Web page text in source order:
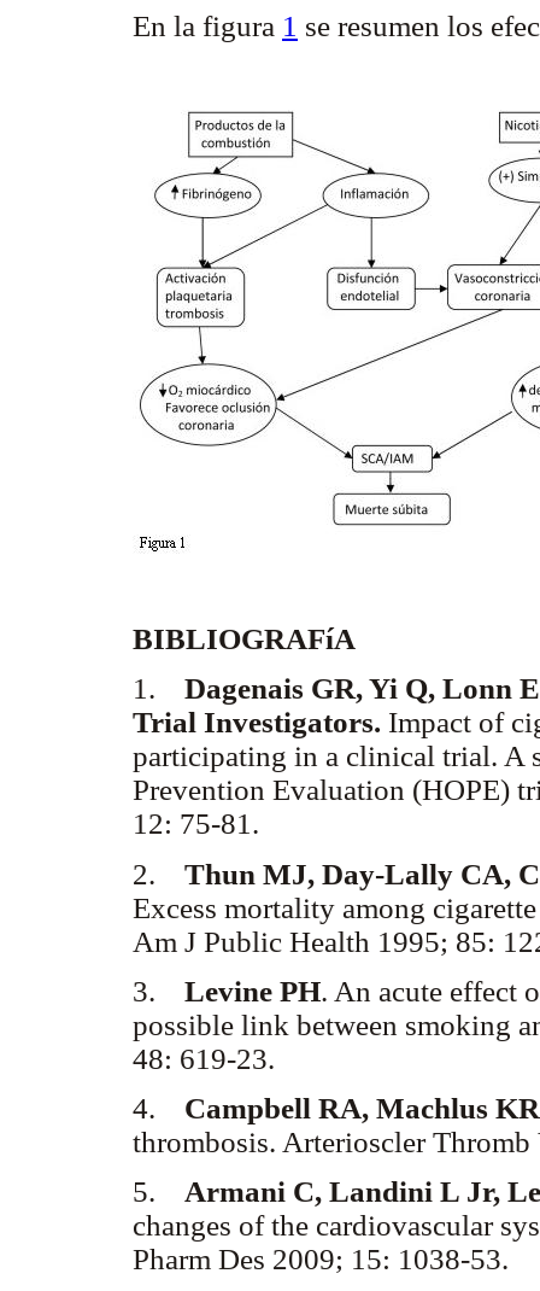
En la figura 1 se resumen los
BIBLIOGRAFíA
1. Dagenais GR, Yi Q, Lonn
Trial Investigators. Impact of
participating in a clinical trial. A
Prevention Evaluation (HOPE)
12: 75-81.
2. Thun MJ, Day-Lally CA,
Excess mortality among
Am J Public Health 1995; 85:
3. Levine PH. An acute effect
possible link between smoking
48: 619-23.
4. Campbell RA, Machlus
thrombosis. Arterioscler
5. Armani C, Landini L Jr,
changes of the cardiovascular
Pharm Des 2009; 15: 1038-53.